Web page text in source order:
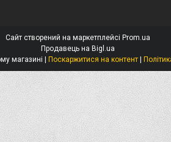
Сайт створений на маркетплейсі Prom.ua
Продавець на Bigl.ua
Захист і стиль — в одному магазині | Поскаржитися на контент |